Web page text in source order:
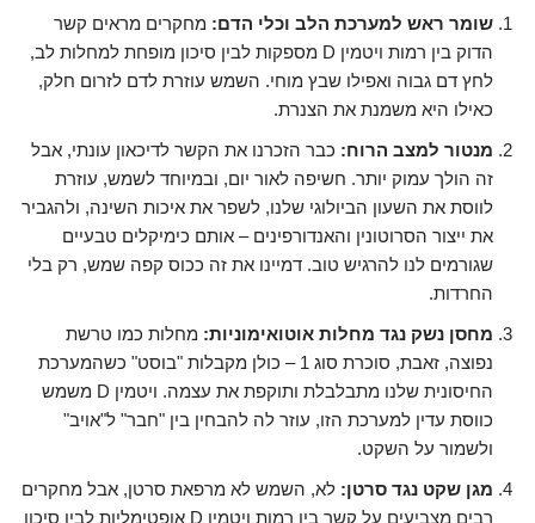
שומר ראש למערכת הלב וכלי הדם: מחקרים מראים קשר
הדוק בין רמות ויטמין D מספקות לבין סיכון מופחת למחלות לב,
לחץ דם גבוה ואפילו שבץ מוחי. השמש עוזרת לדם לזרום חלק,
כאילו היא משמנת את הצנרת.
מנטור למצב הרוח: כבר הזכרנו את הקשר לדיכאון עונתי, אבל
זה הולך עמוק יותר. חשיפה לאור יום, ובמיוחד לשמש, עוזרת
לווסת את השעון הביולוגי שלנו, לשפר את איכות השינה, ולהגביר
את ייצור הסרוטונין והאנדורפינים – אותם כימיקלים טבעיים
שגורמים לנו להרגיש טוב. דמיינו את זה ככוס קפה שמש, רק בלי
החרדות.
מחסן נשק נגד מחלות אוטואימוניות: מחלות כמו טרשת
נפוצה, זאבת, סוכרת סוג 1 – כולן מקבלות "בוסט" כשהמערכת
החיסונית שלנו מתבלבלת ותוקפת את עצמה. ויטמין D משמש
כווסת עדין למערכת הזו, עוזר לה להבחין בין "חבר" ל"אויב"
ולשמור על השקט.
מגן שקט נגד סרטן: לא, השמש לא מרפאת סרטן, אבל מחקרים
רבים מצביעים על קשר בין רמות ויטמין D אופטימליות לבין סיכון